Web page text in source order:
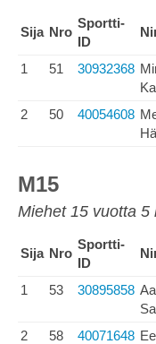
Sija Nro
Sportti-
ID
1 51 30932368
2 50 40054608
M15
Miehet 15 vuotta 5
Sija Nro
Sportti-
ID
1 53 30895858
2 58 40071648